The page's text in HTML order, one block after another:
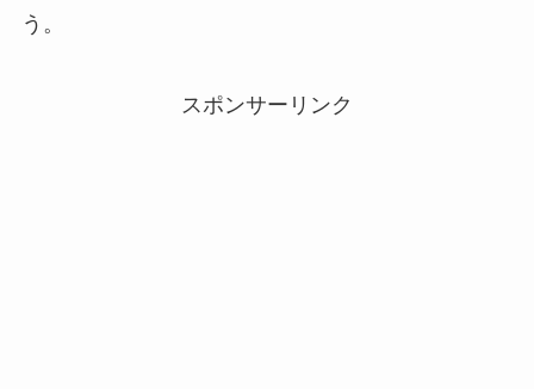
う。
スポンサーリンク